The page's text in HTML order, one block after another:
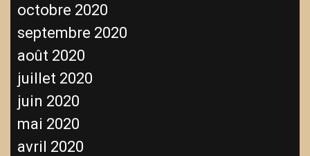
octobre 2020
septembre 2020
août 2020
juillet 2020
juin 2020
mai 2020
avril 2020